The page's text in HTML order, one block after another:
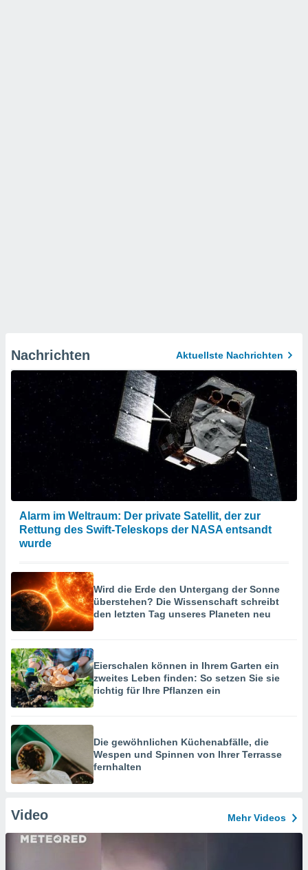
Nachrichten Aktuellste Nachrichten
Alarm im Weltraum: Der private Satellit, der zur
Rettung des Swift-Teleskops der NASA entsandt
wurde
Wird die Erde den Untergang der Sonne
überstehen? Die Wissenschaft schreibt
den letzten Tag unseres Planeten neu
Eierschalen können in Ihrem Garten ein
zweites Leben finden: So setzen Sie sie
richtig für Ihre Pflanzen ein
Die gewöhnlichen Küchenabfälle, die
Wespen und Spinnen von Ihrer Terrasse
fernhalten
Video Mehr Videos